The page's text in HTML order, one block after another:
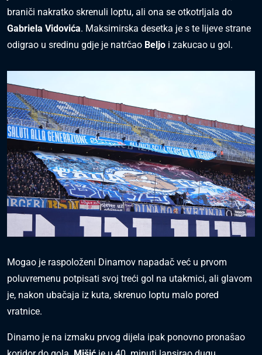
braniči nakratko skrenuli loptu, ali ona se otkotrljala do
Gabriela Vidovića. Maksimirska desetka je s te lijeve strane
odigrao u sredinu gdje je natrčao Beljo i zakucao u gol.
Mogao je raspoloženi Dinamov napadač već u prvom
poluvremenu potpisati svoj treći gol na utakmici, ali glavom
je, nakon ubačaja iz kuta, skrenuo loptu malo pored
vratnice.
Dinamo je na izmaku prvog dijela ipak ponovno pronašao